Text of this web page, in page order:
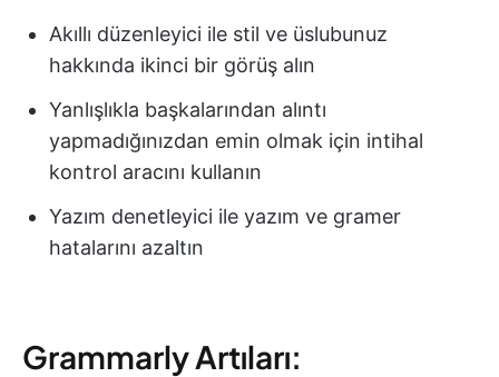
Akıllı düzenleyici ile stil ve üslubunuz
hakkında ikinci bir görüş alın
Yanlışlıkla başkalarından alıntı
yapmadığınızdan emin olmak için intihal
kontrol aracını kullanın
Yazım denetleyici ile yazım ve gramer
hatalarını azaltın
Grammarly Artıları: